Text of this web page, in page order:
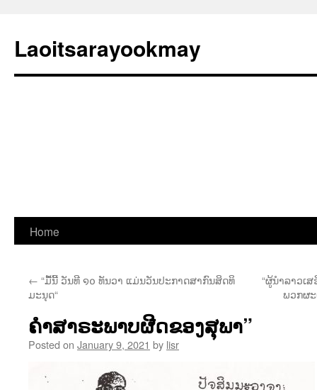
Laoitsarayookmay
Skip
content
Home
← “ມື້ນີ້ ວັນທີ ໑໐ ທັນວາ ແມ່ນວັນປະກາດສາກົນສິດທິ
ມະນຸດ“
“ຜູ້ນຳລາວເ
ພວກຜ
ຄຳສາຣະພາບຜີດຂອງສຸພາ”
Posted on January 9, 2021 by lisr